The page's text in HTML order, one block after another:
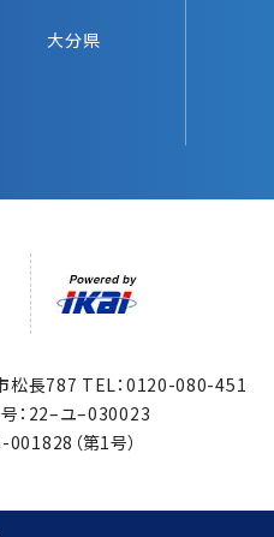
大分県
松長787 TEL：0120-080-451
：22–ユ–030023
（第1号）